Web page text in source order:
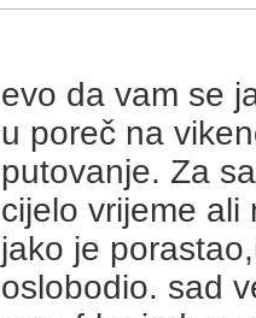
evo da vam se
u poreč na
putovanje. Za
cijelo vrijeme ali
jako je
oslobodio. sad